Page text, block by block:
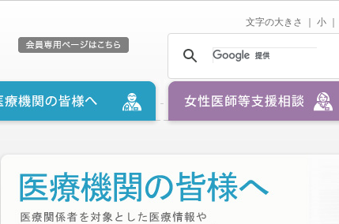
文字の大きさ ｜ 小